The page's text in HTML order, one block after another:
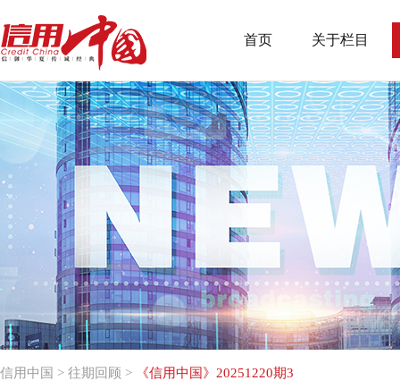
首页 关于栏目
信用中国 > 往期回顾 > 《信用中国》20251220期3